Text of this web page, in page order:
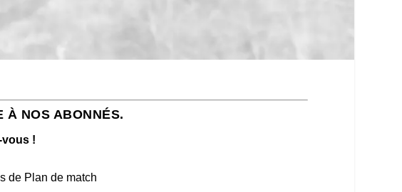
À NOS ABONNÉS.
!
de Plan de match